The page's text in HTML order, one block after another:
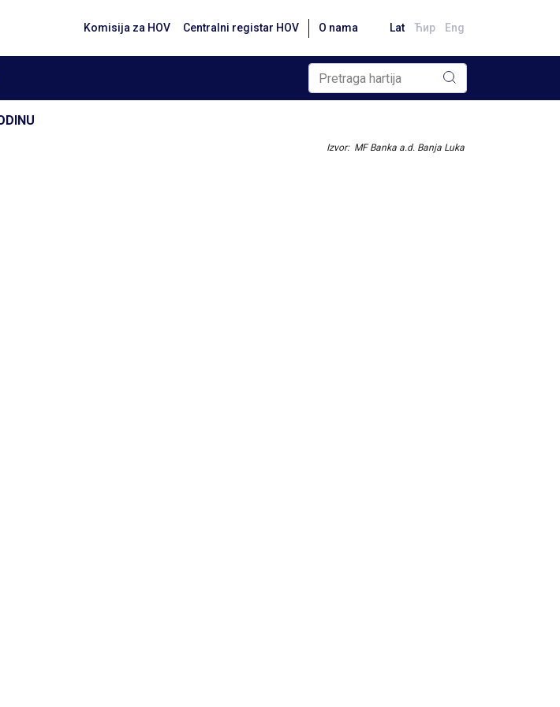
Komisija za HOV Centralni registar HOV O nama Lat Ћир Eng
Izvor: MF Banka a.d. Banja Luka